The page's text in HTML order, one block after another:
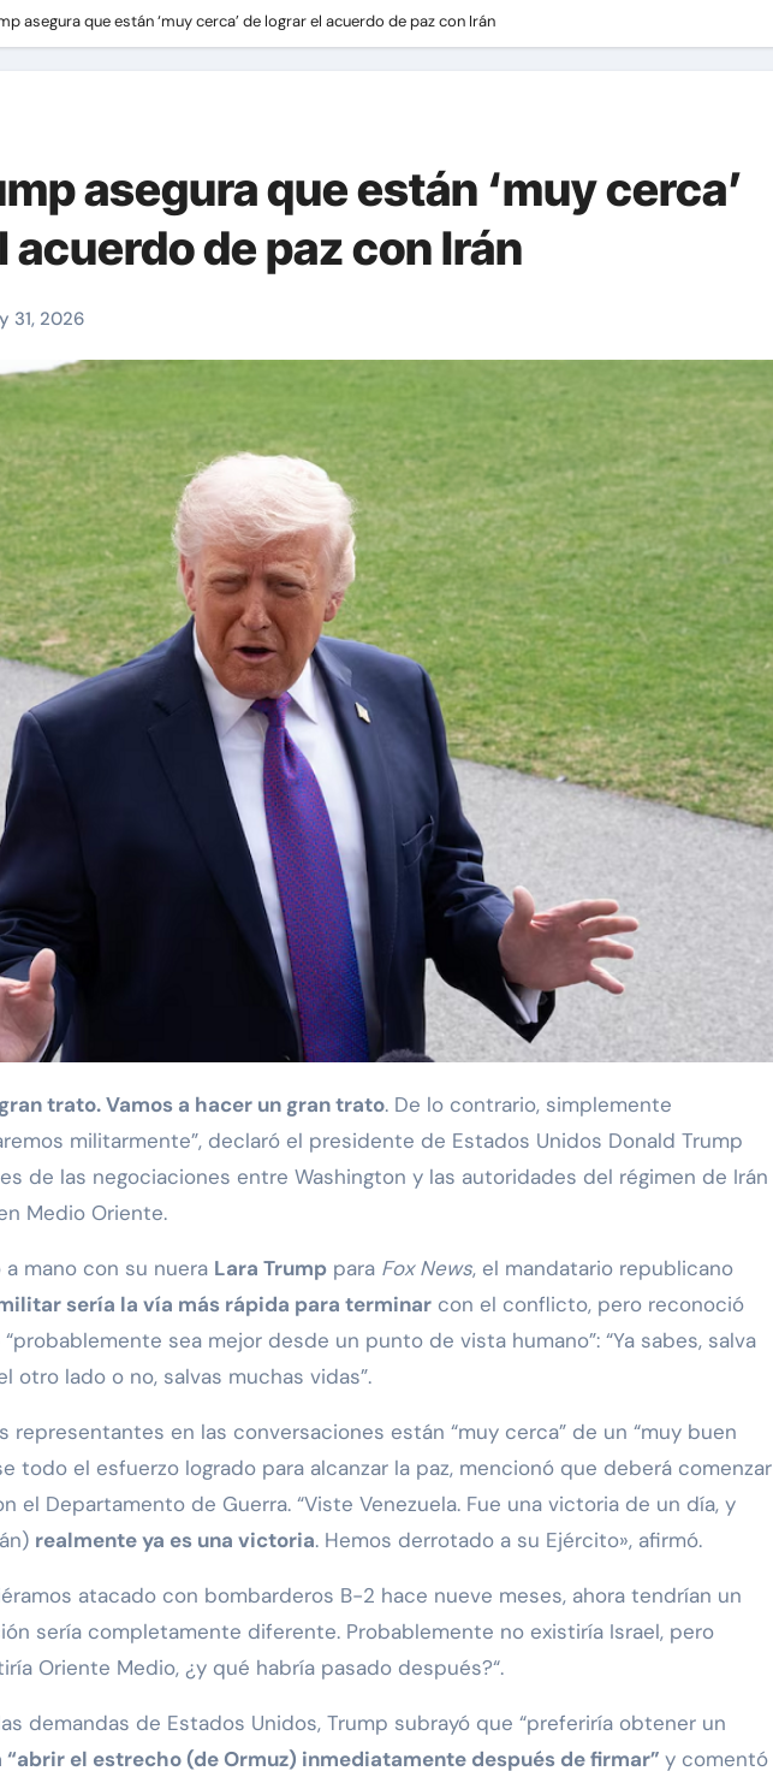
asegura que están ‘muy cerca’ de lograr el acuerdo de paz con Irán
asegura que están ‘muy cerca’
acuerdo de paz con Irán
31, 2026
trato. Vamos a hacer un gran trato. De lo contrario, simplemente
militarmente”, declaró el presidente de Estados Unidos Donald Trump
de las negociaciones entre Washington y las autoridades del régimen de Irán
Medio Oriente.
mano con su nuera Lara Trump para Fox News, el mandatario republicano
sería la vía más rápida para terminar con el conflicto, pero reconoció
sea mejor desde un punto de vista humano”: “Ya sabes, salva
otro lado o no, salvas muchas vidas”.
representantes en las conversaciones están “muy cerca” de un “muy buen
todo el esfuerzo logrado para alcanzar la paz, mencionó que deberá comenzar
el Departamento de Guerra. “Viste Venezuela. Fue una victoria de un día, y
realmente ya es una victoria. Hemos derrotado a su Ejército», afirmó.
atacado con bombarderos B-2 hace nueve meses, ahora tendrían un
sería completamente diferente. Probablemente no existiría Israel, pero
Oriente Medio, ¿y qué habría pasado después?“.
demandas de Estados Unidos, Trump subrayó que “preferiría obtener un
“abrir el estrecho (de Ormuz) inmediatamente después de firmar” y comentó